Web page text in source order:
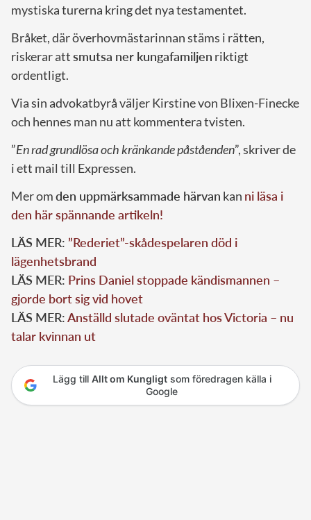
mystiska turerna kring det nya testamentet.
Bråket, där överhovmästarinnan stäms i rätten,
riskerar attsmutsa ner kungafamiljen riktigt
ordentligt.
Via sin advokatbyrå väljer Kirstine von Blixen-Finecke
och hennes man nu att kommentera tvisten.
”En rad grundlösa och kränkande påståenden”, skriver de
i ett mail till Expressen.
Mer omden uppmärksammade härvan kan ni läsa i
den här spännande artikeln!
LÄS MER: ”Rederiet”-skådespelaren död i
lägenhetsbrand
LÄS MER: Prins Daniel stoppade kändismannen –
gjorde bort sig vid hovet
LÄS MER:Anställd slutade oväntat hos Victoria – nu
talar kvinnan ut
Lägg till Allt om Kungligtsom föredragen källa i
Google